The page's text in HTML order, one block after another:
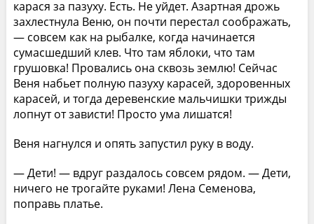
карася за пазуху. Есть. Не уйдет. Азартная дрожь
захлестнула Веню, он почти перестал соображать,
— совсем как на рыбалке, когда начинается
сумасшедший клев. Что там яблоки, что там
грушовка! Провались она сквозь землю! Сейчас
Веня набьет полную пазуху карасей, здоровенных
карасей, и тогда деревенские мальчишки трижды
лопнут от зависти! Просто ума лишатся!
Веня нагнулся и опять запустил руку в воду.
— Дети! — вдруг раздалось совсем рядом. — Дети,
ничего не трогайте руками! Лена Семенова,
поправь платье.